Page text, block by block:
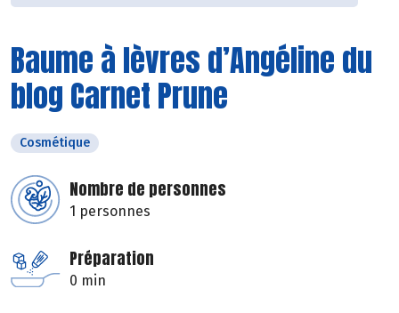
Baume à lèvres d’Angéline du
blog Carnet Prune
Cosmétique
Nombre de personnes
1 personnes
Préparation
0 min